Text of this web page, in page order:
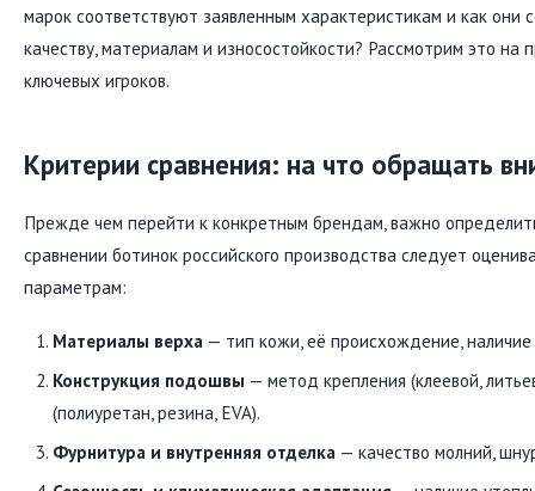
марок соответствуют заявленным характеристикам и как они
качеству, материалам и износостойкости? Рассмотрим это на
ключевых игроков.
Критерии сравнения: на что обращать
Прежде чем перейти к конкретным брендам, важно
сравнении ботинок российского производства следует
параметрам:
Материалы верха — тип кожи, её происхождение, наличие
Конструкция подошвы — метод крепления (клеевой,
(полиуретан, резина, EVA).
Фурнитура и внутренняя отделка — качество молний,